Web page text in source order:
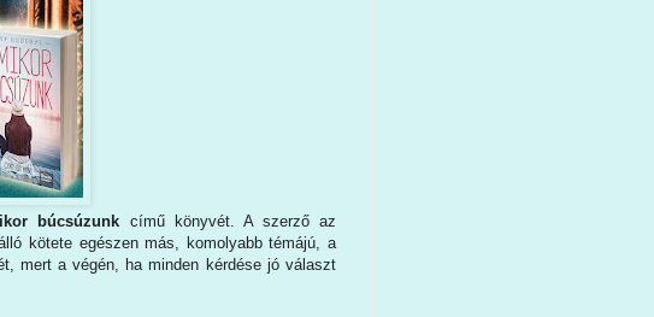
búcsúzunk című könyvét. A szerző az
kötete egészen más, komolyabb témájú, a
mert a végén, ha minden kérdése jó választ